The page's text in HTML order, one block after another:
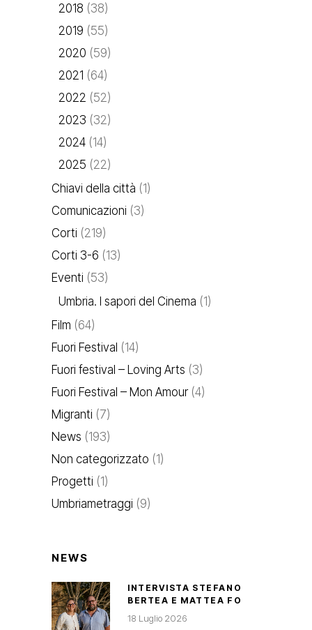
2018 (38)
2019 (55)
2020 (59)
2021 (64)
2022 (52)
2023 (32)
2024 (14)
2025 (22)
Chiavi della città (1)
Comunicazioni (3)
Corti (219)
Corti 3-6 (13)
Eventi (53)
Umbria. I sapori del Cinema (1)
Film (64)
Fuori Festival (14)
Fuori festival – Loving Arts (3)
Fuori Festival – Mon Amour(4)
Migranti (7)
News (193)
Non categorizzato (1)
Progetti (1)
Umbriametraggi (9)
NEWS
INTERVISTA STEFANO
BERTEA E MATTEA FO
18 Luglio 2026